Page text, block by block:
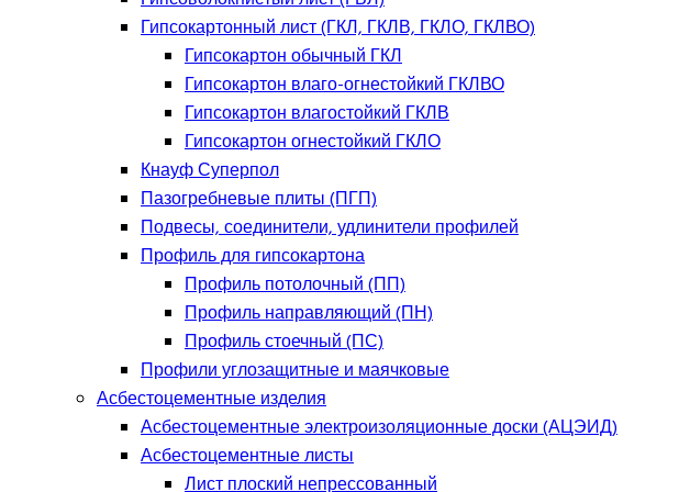
Гипсокартонный лист (ГКЛ, ГКЛВ, ГКЛО, ГКЛВО)
Гипсокартон обычный ГКЛ
Гипсокартон влаго-огнестойкий ГКЛВО
Гипсокартон влагостойкий ГКЛВ
Гипсокартон огнестойкий ГКЛО
Кнауф Суперпол
Пазогребневые плиты (ПГП)
Подвесы, соединители, удлинители профилей
Профиль для гипсокартона
Профиль потолочный (ПП)
Профиль направляющий (ПН)
Профиль стоечный (ПС)
Профили углозащитные и маячковые
Асбестоцементные изделия
Асбестоцементные электроизоляционные доски (АЦЭИД)
Асбестоцементные листы
Лист плоский непрессованный